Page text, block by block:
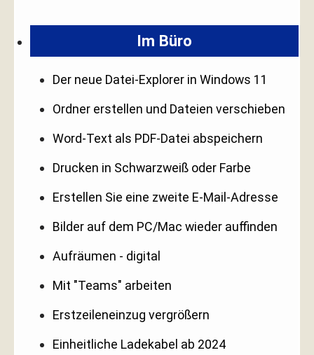
Im Büro
Der neue Datei-Explorer in Windows 11
Ordner erstellen und Dateien verschieben
Word-Text als PDF-Datei abspeichern
Drucken in Schwarzweiß oder Farbe
Erstellen Sie eine zweite E-Mail-Adresse
Bilder auf dem PC/Mac wieder auffinden
Aufräumen - digital
Mit "Teams" arbeiten
Erstzeileneinzug vergrößern
Einheitliche Ladekabel ab 2024